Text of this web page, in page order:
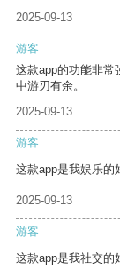
2025-09-13
游客
这款app的功能非常
中游刃有余。
2025-09-13
游客
这款app是我娱乐的
2025-09-13
游客
这款app是我社交的